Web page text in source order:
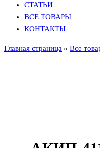
СТАТЬИ
ВСЕ ТОВАРЫ
КОНТАКТЫ
Главная страница » Все